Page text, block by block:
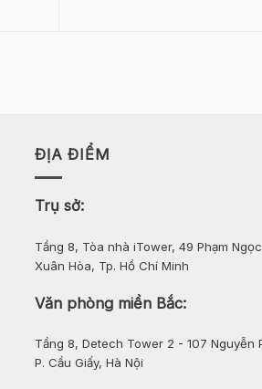
ĐỊA ĐIỂM
Trụ sở:
Tầng 8, Tòa nhà iTower, 49 Phạm
Xuân Hòa, Tp. Hồ Chí Minh
Văn phòng miền Bắc:
Tầng 8, Detech Tower 2 - 107 Nguyễn
P. Cầu Giấy, Hà Nội